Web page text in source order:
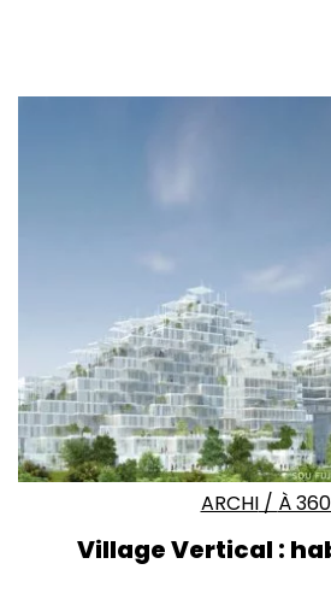
ARCHI/ À
Village Vertical :